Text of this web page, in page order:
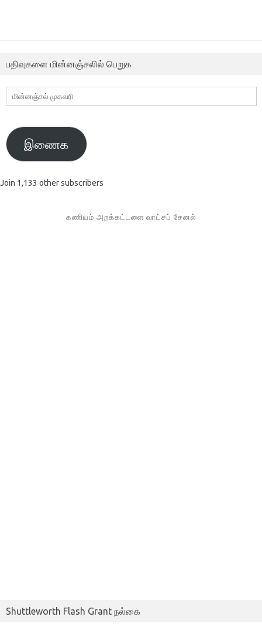
பதிவுகளை மின்னஞ்சலில் பெறுக
மின்னஞ்சல்
முகவரி
இணைக
Join 1,133 other subscribers
கணியம் அறக்கட்டளை வாட்சப் சேனல்
Shuttleworth Flash Grant நல்கை